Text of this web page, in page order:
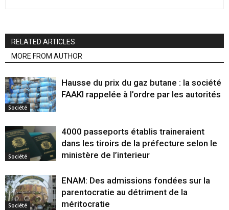
RELATED ARTICLES
MORE FROM AUTHOR
Société
Hausse du prix du gaz butane : la société
FAAKI rappelée à l’ordre par les autorités
Société
4000 passeports établis traineraient
dans les tiroirs de la préfecture selon le
ministère de l’interieur
Société
ENAM: Des admissions fondées sur la
parentocratie au détriment de la
méritocratie